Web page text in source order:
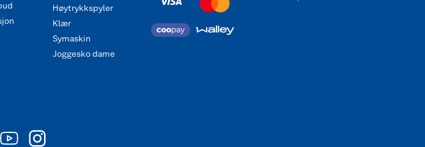
Høytrykkspyler
Klær
Symaskin
Joggesko dame